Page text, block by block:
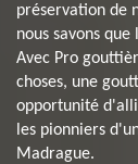
préservation de
nous savons
Avec Pro
choses, une
opportunité
les pionniers
Madrague.